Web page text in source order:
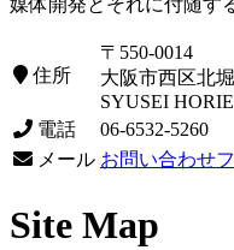
媒体開発とそれに付随す
住所
〒550-0014
大阪市西区北
SYUSEI
電話
06-6532-5260
メール お問い合わせ
Site Map